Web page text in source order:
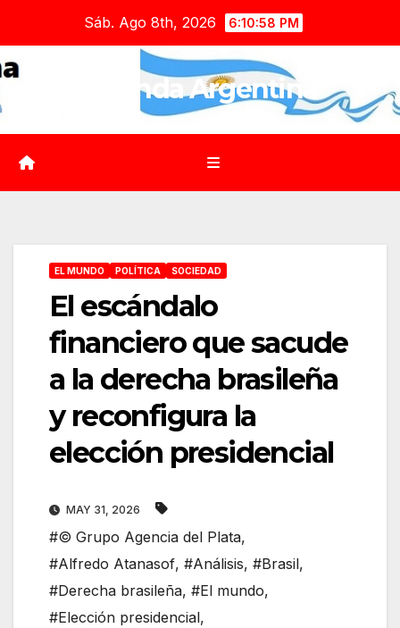
contenido
Sáb. Ago 8th, 2026 6:10:59 PM
Agenda Argentina
EL MUNDO POLÍTICA SOCIEDAD
El escándalo
financiero que sacude
a la derecha brasileña
y reconfigura la
elección presidencial
MAY 31, 2026
#© Grupo Agencia del Plata,
#Alfredo Atanasof, #Análisis, #Brasil,
#Derecha brasileña, #El mundo,
#Elección presidencial,